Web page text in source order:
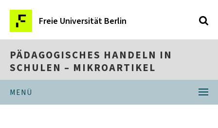
Freie Universität Berlin
PÄDAGOGISCHES HANDELN IN
SCHULEN – MIKROARTIKEL
MENÜ